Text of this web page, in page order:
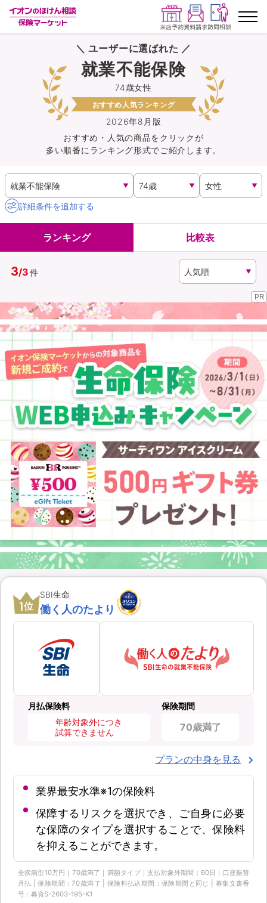
ランキングから探す
保険を比較する
保険会社から探す
イオンカード会員さま専用保険
キャンペーン一覧
イオングループ従業員さま向け
資料請求
（無料）
訪問相談
イオンカード会員さま専用保険
＼ ユーザーに選ばれた ／
2026年8月版
74歳女性
就業不能保険
おすすめ人気ランキング
おすすめ・人気の商品をクリックが
多い順番にランキング形式でご紹介します。
詳細条件を追加する
ランキング 比較表
3/3件
PR
1位
SBI生命
働く人のたより
月払保険料
年齢対象外につき
試算できません
保険期間
70歳満了
プランの中身を見る
業界最安水準※1の保険料
保障するリスクを選択でき、ご自身に必要
な保障のタイプを選択することで、保険料
を抑えることができます。
全疾病型10万円｜70歳満了｜満額タイプ｜支払対象外期間：60日｜口座振替
月払 | 保険期間：70歳満了 | 保険料払込期間：保険期間と同じ | 募集文書番
号：募資S-2603-195-K1